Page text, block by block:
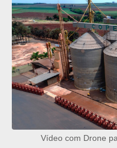
Vídeo com Drone